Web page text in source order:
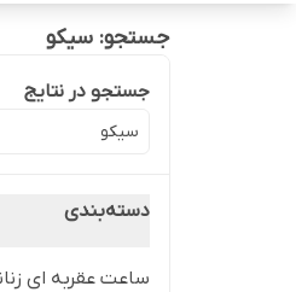
جستجو: سیکو
جستجو در نتایج
دسته‌بندی
ساعت عقربه ای